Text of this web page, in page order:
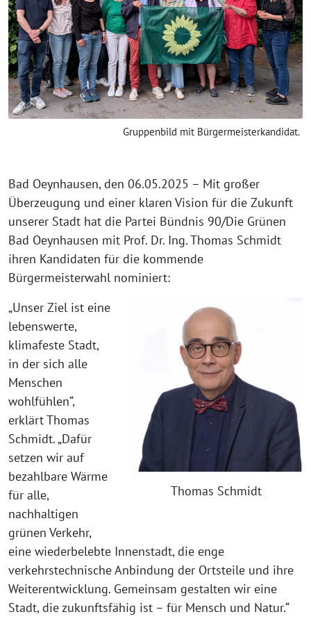
Gruppenbild mit Bürgermeisterkandidat.
Bad Oeynhausen, den 06.05.2025 – Mit großer
Überzeugung und einer klaren Vision für die Zukunft
unserer Stadt hat die Partei Bündnis 90/Die Grünen
Bad Oeynhausen mit Prof. Dr. Ing. Thomas Schmidt
ihren Kandidaten für die kommende
Bürgermeisterwahl nominiert:
Thomas Schmidt
„Unser Ziel ist eine
lebenswerte,
klimafeste Stadt,
in der sich alle
Menschen
wohlfühlen“,
erklärt Thomas
Schmidt. „Dafür
setzen wir auf
bezahlbare Wärme
für alle,
nachhaltigen
grünen Verkehr,
eine wiederbelebte Innenstadt, die enge
verkehrstechnische Anbindung der Ortsteile und ihre
Weiterentwicklung. Gemeinsam gestalten wir eine
Stadt, die zukunftsfähig ist – für Mensch und Natur.“